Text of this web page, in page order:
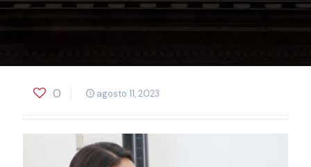
0 agosto 11, 2023